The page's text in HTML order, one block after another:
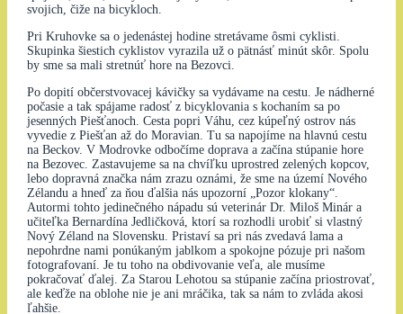
svojich, čiže na bicykloch.
Pri Kruhovke sa o jedenástej hodine stretávame ôsmi cyklisti.
Skupinka šiestich cyklistov vyrazila už o pätnásť minút skôr. Spolu
by sme sa mali stretnúť hore na Bezovci.
Po dopití občerstvovacej kávičky sa vydávame na cestu. Je nádherné
počasie a tak spájame radosť z bicyklovania s kochaním sa po
jesenných Piešťanoch. Cesta popri Váhu, cez kúpeľný ostrov nás
vyvedie z Piešťan až do Moravian. Tu sa napojíme na hlavnú cestu
na Beckov. V Modrovke odbočíme doprava a začína stúpanie hore
na Bezovec. Zastavujeme sa na chvíľku uprostred zelených kopcov,
lebo dopravná značka nám zrazu oznámi, že sme na území Nového
Zélandu a hneď za ňou ďalšia nás upozorní „Pozor klokany“.
Autormi tohto jedinečného nápadu sú veterinár Dr. Miloš Minár a
učiteľka Bernardína Jedličková, ktorí sa rozhodli urobiť si vlastný
Nový Zéland na Slovensku. Pristaví sa pri nás zvedavá lama a
nepohrdne nami ponúkaným jablkom a spokojne pózuje pri našom
fotografovaní. Je tu toho na obdivovanie veľa, ale musíme
pokračovať ďalej. Za Starou Lehotou sa stúpanie začína priostrovať,
ale keďže na oblohe nie je ani mráčika, tak sa nám to zvláda akosi
ľahšie.